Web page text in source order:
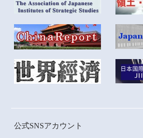
公式SNSアカウント